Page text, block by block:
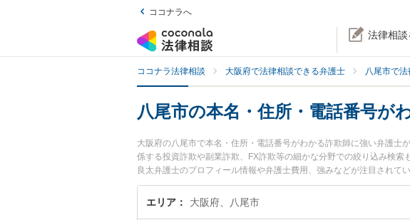
ココナラへ
法律相談
ココナラ法律相談 大阪府で法律相談できる弁護士 八尾市で
八尾市の本名・住所・電話番号が
大阪府の八尾市で本名・住所・電話番号がわかる詐欺師に強い弁護
係する投資詐欺や副業詐欺、FX詐欺等の細かな分野での絞り込み検
良太弁護士のプロフィール情報や弁護士費用、強みなどが注目され
に相談したい』『本名・住所・電話番号がわかる詐欺師のトラブル
談できる八尾市内の弁護士に相談予約したい』などでお困りの相談者
エリア 大阪府、八尾市